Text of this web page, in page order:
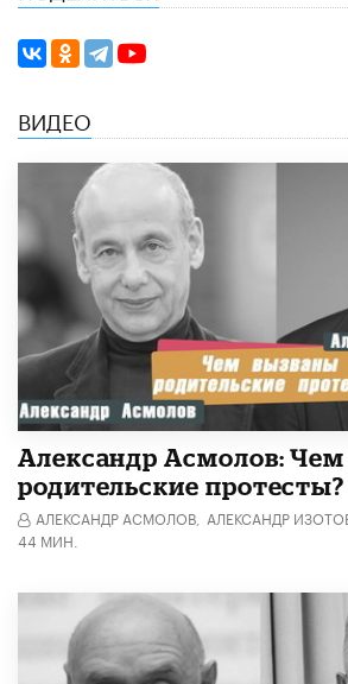
ВИДЕО
Александр Асмолов:
родительские протесты?
АЛЕКСАНДР АСМОЛОВ, АЛЕКСАНДР
44 МИН.